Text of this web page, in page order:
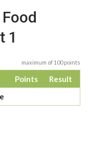
1
maximum of 100 points
Points
Result